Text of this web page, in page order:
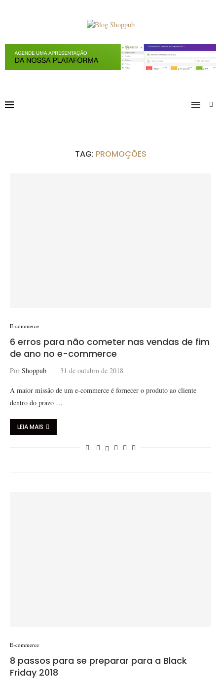
TAG: PROMOÇÕES
E-commerce
6 erros para não cometer nas vendas de fim
de ano no e-commerce
Por Shoppub 31 de outubro de 2018
A maior missão de um e-commerce é fornecer o produto ao cliente
dentro do prazo …
LEIA MAIS
E-commerce
8 passos para se preparar para a Black
Friday 2018